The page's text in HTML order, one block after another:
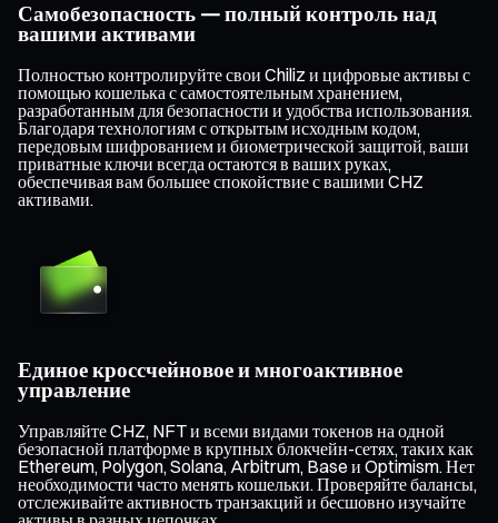
Самобезопасность — полный контроль над
вашими активами
Полностью контролируйте свои Chiliz и цифровые активы с
помощью кошелька с самостоятельным хранением,
разработанным для безопасности и удобства использования.
Благодаря технологиям с открытым исходным кодом,
передовым шифрованием и биометрической защитой, ваши
приватные ключи всегда остаются в ваших руках,
обеспечивая вам большее спокойствие с вашими CHZ
активами.
Единое кроссчейновое и многоактивное
управление
Управляйте CHZ, NFT и всеми видами токенов на одной
безопасной платформе в крупных блокчейн-сетях, таких как
Ethereum, Polygon, Solana, Arbitrum, Base и Optimism. Нет
необходимости часто менять кошельки. Проверяйте балансы,
отслеживайте активность транзакций и бесшовно изучайте